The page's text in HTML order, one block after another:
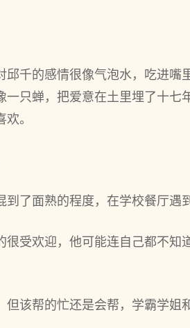
千的感情很像气泡水，吃进嘴
只蝉，把爱意在土里埋了十七
。
了面熟的程度，在学校餐厅遇
受欢迎，他可能连自己都不知
该帮的忙还是会帮，学霸学姐